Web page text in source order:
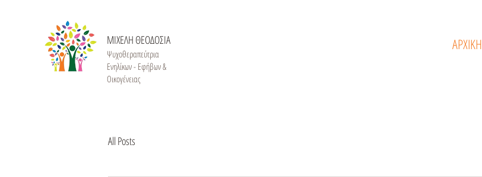
ΜΙΧΕΛΗ ΘΕΟΔΟΣΙΑ
Ψυχοθεραπεύτρια
Ενηλίκων - Εφήβων &
Οικογένειας
ΑΡΧΙΚΗ
All Posts